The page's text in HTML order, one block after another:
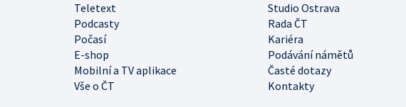
Teletext
Studio Ostrava
Podcasty
Rada ČT
Počasí
Kariéra
E-shop
Podávání námětů
Mobilní a TV aplikace
Časté dotazy
Vše o ČT
Kontakty